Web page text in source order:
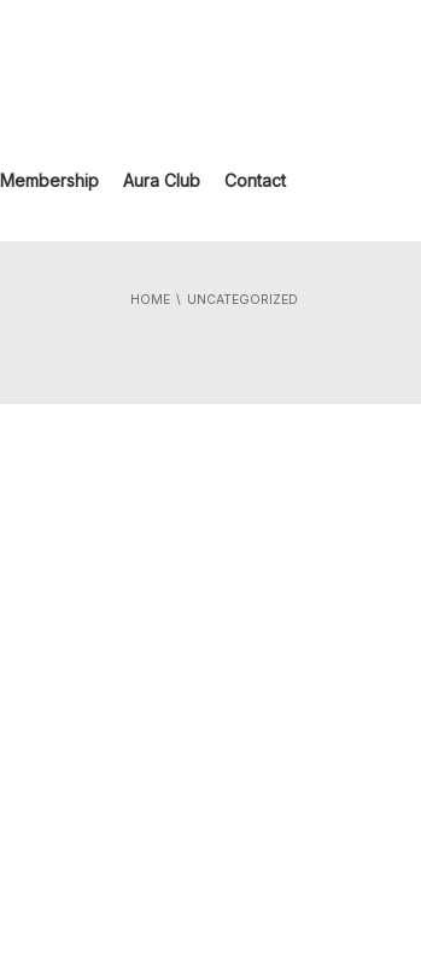
Membership Aura Club Contact
HOME UNCATEGORIZED